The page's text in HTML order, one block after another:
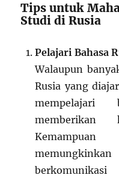
Tips untuk
Studi di Rusia
Pelajari Bahasa
Walaupun
Rusia yang
mempelajari
memberikan